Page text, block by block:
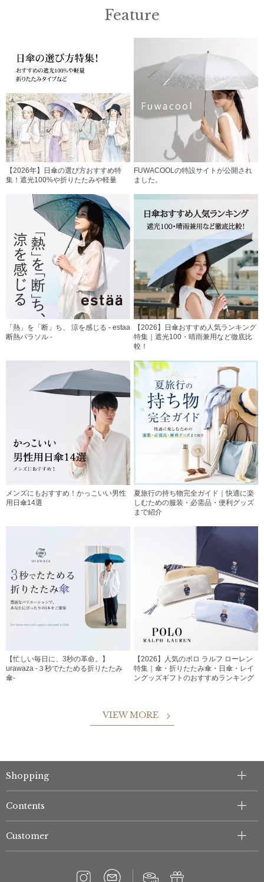
Feature
【2026年】日傘の選び方おすすめ特
集！遮光100%や折りたたみや軽量
FUWACOOLの特設サイトが公開され
ました。
「熱」を「断」ち、 涼を感じる - estaa
断熱パラソル -
【2026】日傘おすすめ人気ランキング
特集｜遮光100・晴雨兼用など徹底比
較！
メンズにもおすすめ！かっこいい男性
用日傘14選
夏旅行の持ち物完全ガイド｜快適に楽
しむための服装・必需品・便利グッズ
まで紹介
【忙しい毎日に、3秒の革命。】
urawaza -３秒でたためる折りたたみ
傘-
【2026】人気のポロ ラルフ ローレン
特集｜傘・折りたたみ傘・日傘・レイ
ングッズギフトのおすすめランキング
VIEW MORE
Shopping
Contents
Customer